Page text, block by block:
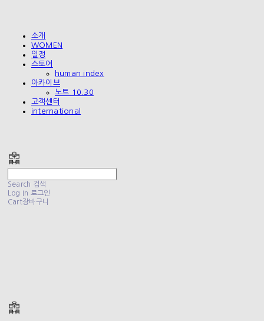
소개
WOMEN
일정
스토어
human index
아카이브
노트 10.30
고객센터
international
Search 검색
Log In 로그인
Cart장바구니